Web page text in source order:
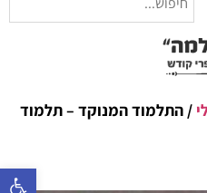
פתח סרגל
/ התלמוד המנוקד – תלמוד